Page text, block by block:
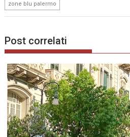
zone blu palermo
Post correlati